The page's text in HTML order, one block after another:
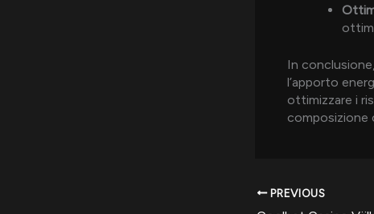
In
l’apporto
ottimizzare i
composizione
PREVIOUS